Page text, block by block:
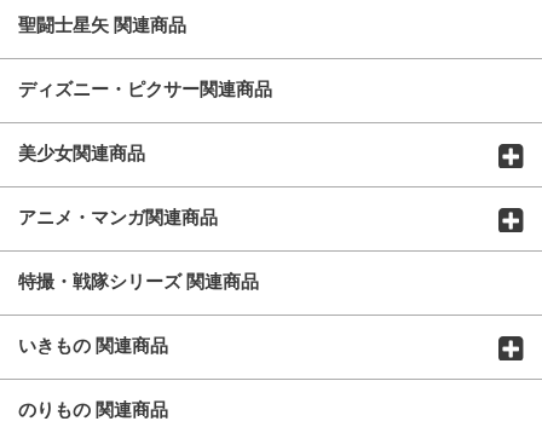
聖闘士星矢 関連商品
ディズニー・ピクサー関連商品
美少女関連商品
アニメ・マンガ関連商品
特撮・戦隊シリーズ 関連商品
いきもの 関連商品
のりもの 関連商品